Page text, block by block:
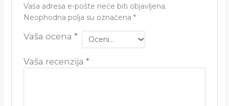
Vaša adresa e-pošte neće biti objavljena.
Neophodna polja su označena *
Vaša ocena *
Vaša recenzija *